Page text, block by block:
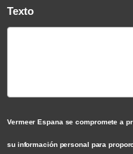
Texto
Vermeer Espana se compromete a
su información personal para